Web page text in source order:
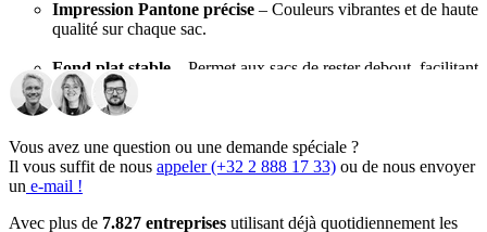
Impression Pantone précise – Couleurs vibrantes et de haute
qualité sur chaque sac.
Fond plat stable – Permet aux sacs de rester debout, facilitant
ainsi l'empilage.
de commandes.
Que vous dirigiez un food truck, une boulangerie ou un restaurant
ils sont une extension fiable de votre marque. Faites bonne
Vous avez une question ou une demande spéciale ?
Il vous suffit de nous appeler (+32 2 888 17 33) ou de nous envoyer
un e-mail !
Avec plus de 7.827 entreprises utilisant déjà quotidiennement les